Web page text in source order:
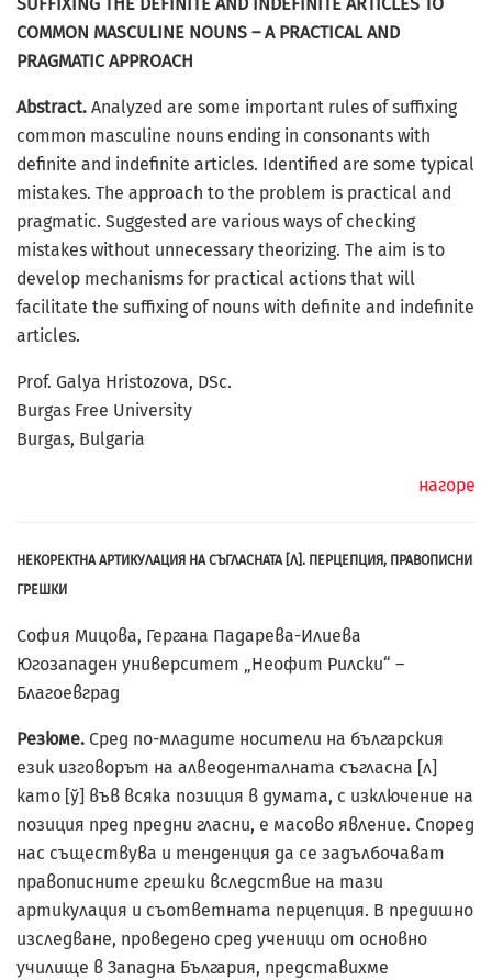
COMMON MASCULINE NOUNS – A PRACTICAL AND
PRAGMATIC APPROACH
Abstract. Analyzed are some important rules of suffixing
common masculine nouns ending in consonants with
deﬁnite and indeﬁnite articles. Identiﬁed are some typical
mistakes. The approach to the problem is practical and
pragmatic. Suggested are various ways of checking
mistakes without unnecessary theorizing. The aim is to
develop mechanisms for practical actions that will
facilitate the suffixing of nouns with deﬁnite and indeﬁnite
articles.
Prof. Galya Hristozova, DSc.
Burgas Free University
Burgas, Bulgaria
нагоре
НЕКОРЕКТНА АРТИКУЛАЦИЯ НА СЪГЛАСНАТА [Л]. ПЕРЦЕПЦИЯ, ПРАВОПИСНИ
ГРЕШКИ
София Мицова, Гергана Падарева-Илиева
Югозападен университет „Неофит Рилски“ –
Благоевград
Резюме. Сред по-младите носители на българския
език изговорът на алвеоденталната съгласна [л]
като [ў] във всяка позиция в думата, с изключение на
позиция пред предни гласни, е масово явление. Според
нас съществува и тенденция да се задълбочават
правописните грешки вследствие на тази
артикулация и съответната перцепция. В предишно
изследване, проведено сред ученици от основно
училище в Западна България, представихме